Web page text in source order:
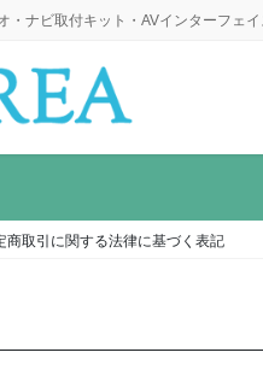
・ナビ取付キット・AVインターフェ
商取引に関する法律に基づく表記